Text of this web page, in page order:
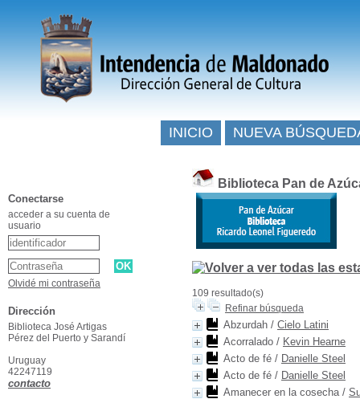
Biblioteca Pan de
109 resultado(s)
Refinar búsqueda
Abzurdah / Cielo Latini
Acorralado / Kevin Hearne
Acto de fé / Danielle Steel
Acto de fé / Danielle Steel
Amanecer en la cosecha/
INICIO NUEVA
Conectarse
acceder a su cuenta de
usuario
Olvidé mi contraseña
Dirección
Biblioteca José Artigas
Pérez del Puerto y Sarandí
Uruguay
42247119
contacto